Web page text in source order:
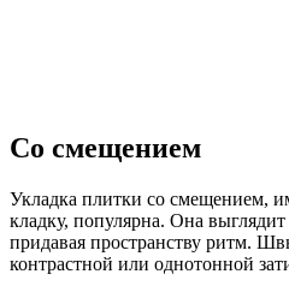
Со смещением
Укладка плитки со смещением,
кладку, популярна. Она
придавая пространству ритм.
контрастной или однотонной